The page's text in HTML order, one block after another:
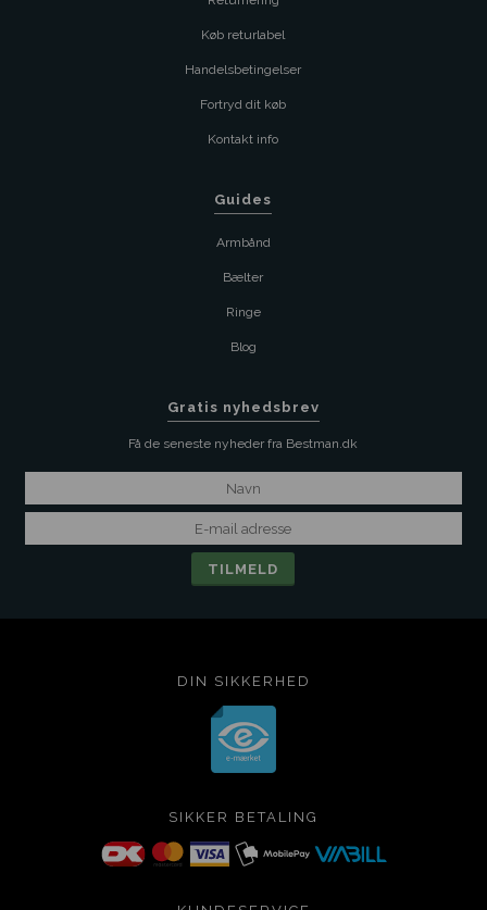
Køb returlabel
Handelsbetingelser
Fortryd dit køb
Kontakt info
Guides
Armbånd
Bælter
Ringe
Blog
Gratis nyhedsbrev
Få de seneste nyheder fra Bestman.dk
DIN SIKKERHED
SIKKER BETALING